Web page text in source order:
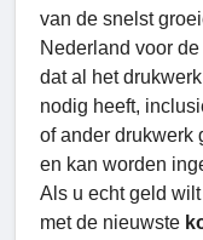
van de snelst
Nederland voor
dat al het
nodig heeft,
of ander drukwerk
en kan worden
Als u echt geld
met de nieuwste